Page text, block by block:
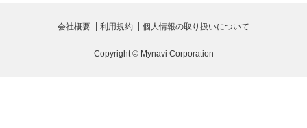
会社概要 利用規約 個人情報の取り扱いについて
Copyright © Mynavi Corporation